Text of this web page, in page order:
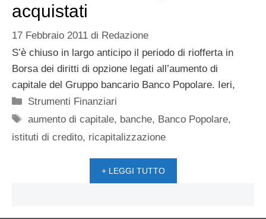
acquistati
17 Febbraio 2011 di Redazione
S’è chiuso in largo anticipo il periodo di riofferta in
Borsa dei diritti di opzione legati all’aumento di
capitale del Gruppo bancario Banco Popolare. Ieri,
Categorie
Strumenti Finanziari
Tag
aumento di capitale, banche, Banco Popolare,
istituti di credito, ricapitalizzazione
+ LEGGI TUTTO